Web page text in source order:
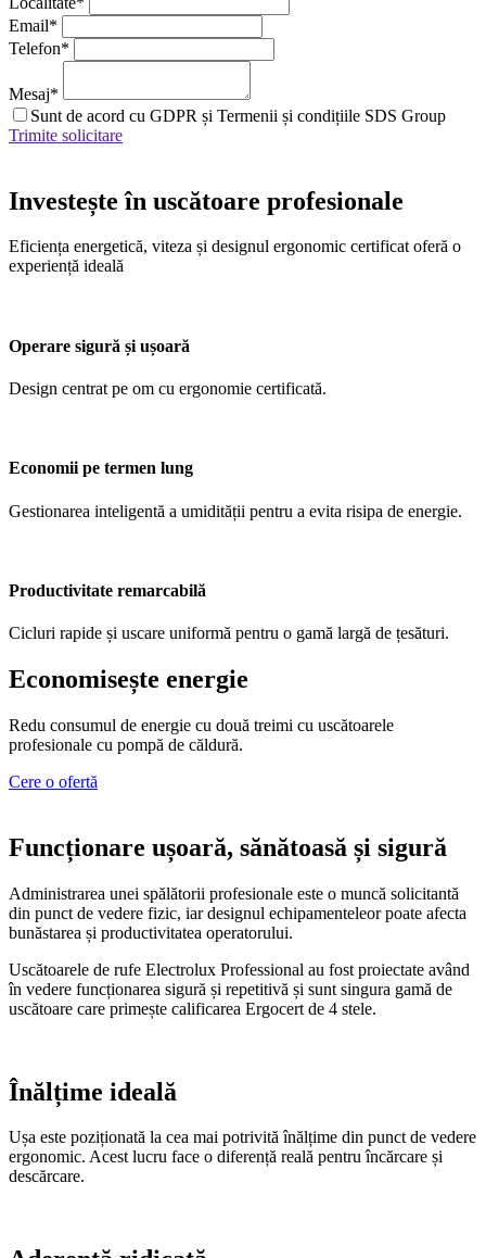
Email*
Telefon*
Mesaj*
Sunt de acord cu GDPR și Termenii și condițiile SDS Group
Trimite solicitare
Investește în uscătoare profesionale
Eficiența energetică, viteza și designul ergonomic certificat oferă o
experiență ideală
Operare sigură și ușoară
Design centrat pe om cu ergonomie certificată.
Economii pe termen lung
Gestionarea inteligentă a umidității pentru a evita risipa de energie.
Productivitate remarcabilă
Cicluri rapide și uscare uniformă pentru o gamă largă de țesături.
Economisește energie
Redu consumul de energie cu două treimi cu uscătoarele
profesionale cu pompă de căldură.
Cere o ofertă
Funcționare ușoară, sănătoasă și sigură
Administrarea unei spălătorii profesionale este o muncă solicitantă
din punct de vedere fizic, iar designul echipamenteleor poate afecta
bunăstarea și productivitatea operatorului.
Uscătoarele de rufe Electrolux Professional au fost proiectate având
în vedere funcționarea sigură și repetitivă și sunt singura gamă de
uscătoare care primește calificarea Ergocert de 4 stele.
Înălțime ideală
Ușa este poziționată la cea mai potrivită înălțime din punct de vedere
ergonomic. Acest lucru face o diferență reală pentru încărcare și
descărcare.